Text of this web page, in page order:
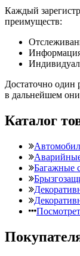
Каждый
преимуществ:
Достаточно один
в дальнейшем они
Каталог
Багажные